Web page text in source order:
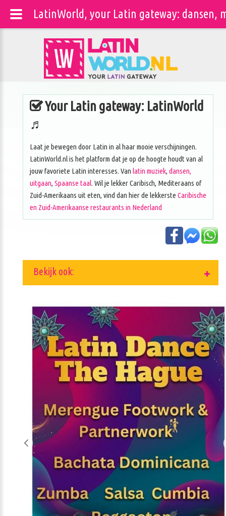
Your Latin gateway: LatinWorld
♬
Laat je bewegen door Latin in al haar mooie verschijningen.
LatinWorld.nl is het platform dat je op de hoogte houdt van al
jouw favoriete Latin interesses. Van latin muziek, dansen,
uitgaan, Spaanse taal. Wil je lekker Caribisch, Mediteraans of
Zuid-Amerikaans uit eten, vind dan hier de lekkerste Caribische
en Zuid-Amerikaanse restaurants in Nederland
Bekijk ook:
LatinWorld, your Latin gateway: dansen,